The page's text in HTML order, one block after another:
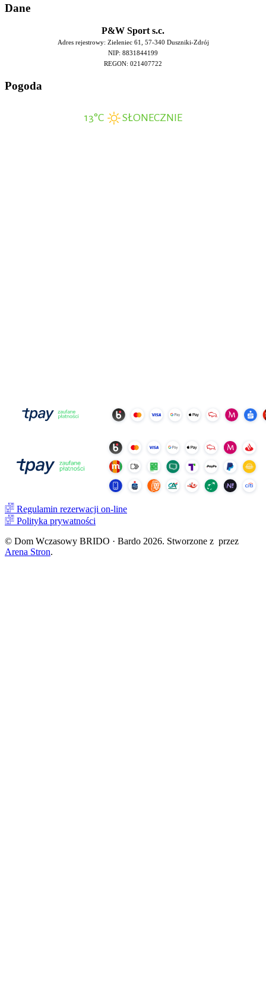
Dane
P&W Sport s.c.
Adres rejestrowy: Zieleniec 61, 57-340 Duszniki-Zdrój
NIP: 8831844199
REGON: 021407722
Pogoda
Regulamin rezerwacji on-line
Polityka prywatności
© Dom Wczasowy BRIDO · Bardo 2026. Stworzone z przez
Arena Stron.